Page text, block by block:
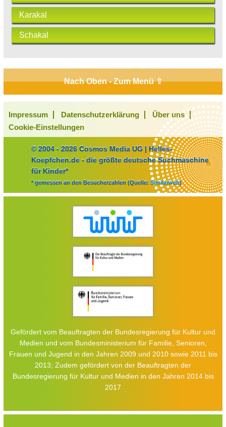
Karakal
Schakal
Nach Oben - Zum Menü ⇧
Impressum Datenschutzerklärung
Über uns
Cookie-Einstellungen
© 2004 - 2026 Cosmos Media UG | Helles-
Koepfchen.de - die größte deutsche Suchmaschine
für Kinder*
* gemessen an den Besucherzahlen (Quelle: Similarweb)
Gefördert vom Beauftragten der Bundesregierung für Kultur und
Medien und vom Bundesministerium für Familie, Senioren,
Frauen und Jugend in den Jahren 2009 und 2010 sowie 2011 bis
2013; Zudem gefördert von der Beauftragten der
Bundesregierung für Kultur und Medien in den Jahren 2014 bis
2017